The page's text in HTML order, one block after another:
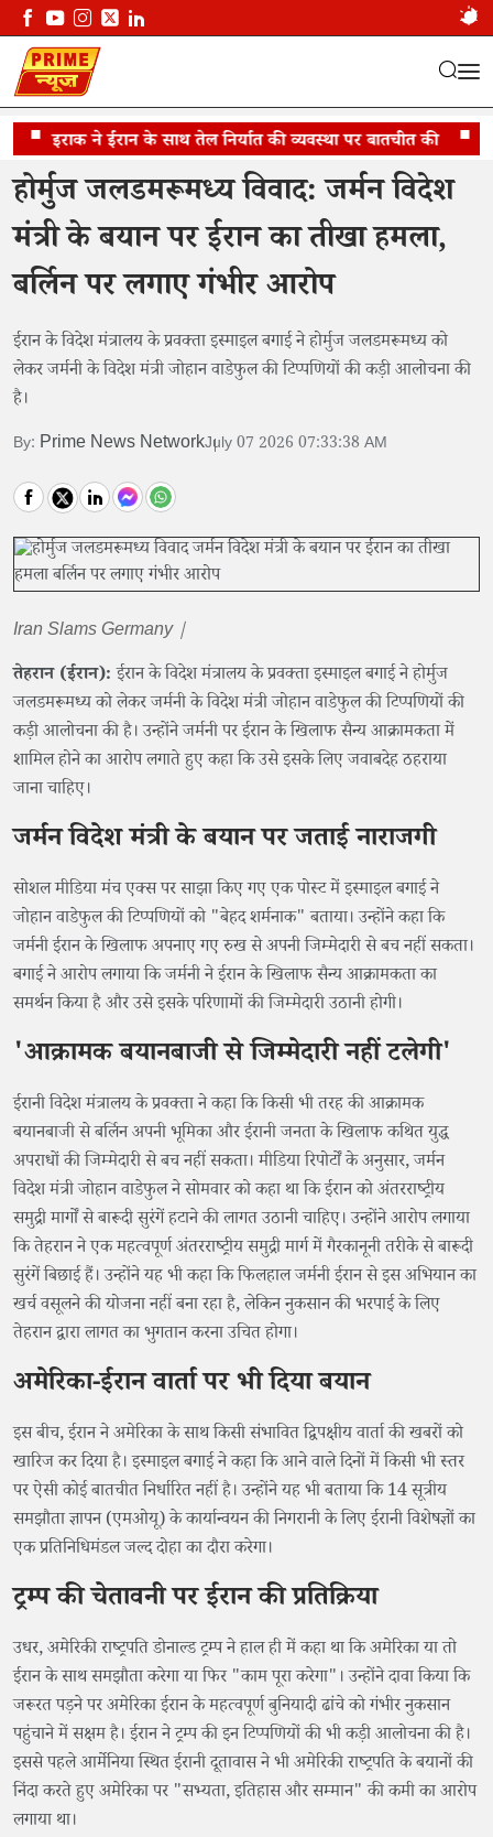
इराक ने ईरान के साथ तेल निर्यात की व्यवस्था पर बातचीत की जेडी
होर्मुज विवाद: ईरान का जर्मनी पर हमला
होर्मुज जलडमरूमध्य विवाद: जर्मन विदेश
मंत्री के बयान पर ईरान का तीखा हमला,
बर्लिन पर लगाए गंभीर आरोप
ईरान के विदेश मंत्रालय के प्रवक्ता इस्माइल बगाई ने होर्मुज जलडमरूमध्य को
लेकर जर्मनी के विदेश मंत्री जोहान वाडेफुल की टिप्पणियों की कड़ी आलोचना की
है।
By: Prime News NetworkJuly 07 2026 07:33:38 AM
Iran Slams Germany |
तेहरान (ईरान):ईरान के विदेश मंत्रालय के प्रवक्ता इस्माइल बगाई ने होर्मुज
जलडमरूमध्य को लेकर जर्मनी के विदेश मंत्री जोहान वाडेफुल की टिप्पणियों की
कड़ी आलोचना की है। उन्होंने जर्मनी पर ईरान के खिलाफ सैन्य आक्रामकता में
शामिल होने का आरोप लगाते हुए कहा कि उसे इसके लिए जवाबदेह ठहराया
जाना चाहिए।
जर्मन विदेश मंत्री के बयान पर जताई नाराजगी
सोशल मीडिया मंच एक्स पर साझा किए गए एक पोस्ट में इस्माइल बगाई ने
जोहान वाडेफुल की टिप्पणियों को "बेहद शर्मनाक" बताया। उन्होंने कहा कि
जर्मनी ईरान के खिलाफ अपनाए गए रुख से अपनी जिम्मेदारी से बच नहीं सकता।
बगाई ने आरोप लगाया कि जर्मनी ने ईरान के खिलाफ सैन्य आक्रामकता का
समर्थन किया है और उसे इसके परिणामों की जिम्मेदारी उठानी होगी।
'आक्रामक बयानबाजी से जिम्मेदारी नहीं टलेगी'
ईरानी विदेश मंत्रालय के प्रवक्ता ने कहा कि किसी भी तरह की आक्रामक
बयानबाजी से बर्लिन अपनी भूमिका और ईरानी जनता के खिलाफ कथित युद्ध
अपराधों की जिम्मेदारी से बच नहीं सकता। मीडिया रिपोर्टों के अनुसार, जर्मन
विदेश मंत्री जोहान वाडेफुल ने सोमवार को कहा था कि ईरान को अंतरराष्ट्रीय
समुद्री मार्गों से बारूदी सुरंगें हटाने की लागत उठानी चाहिए। उन्होंने आरोप लगाया
कि तेहरान ने एक महत्वपूर्ण अंतरराष्ट्रीय समुद्री मार्ग में गैरकानूनी तरीके से बारूदी
सुरंगें बिछाई हैं। उन्होंने यह भी कहा कि फिलहाल जर्मनी ईरान से इस अभियान का
खर्च वसूलने की योजना नहीं बना रहा है, लेकिन नुकसान की भरपाई के लिए
तेहरान द्वारा लागत का भुगतान करना उचित होगा।
अमेरिका-ईरान वार्ता पर भी दिया बयान
इस बीच, ईरान ने अमेरिका के साथ किसी संभावित द्विपक्षीय वार्ता की खबरों को
खारिज कर दिया है। इस्माइल बगाई ने कहा कि आने वाले दिनों में किसी भी स्तर
पर ऐसी कोई बातचीत निर्धारित नहीं है। उन्होंने यह भी बताया कि 14 सूत्रीय
समझौता ज्ञापन (एमओयू) के कार्यान्वयन की निगरानी के लिए ईरानी विशेषज्ञों का
एक प्रतिनिधिमंडल जल्द दोहा का दौरा करेगा।
ट्रम्प की चेतावनी पर ईरान की प्रतिक्रिया
उधर, अमेरिकी राष्ट्रपति डोनाल्ड ट्रम्प ने हाल ही में कहा था कि अमेरिका या तो
ईरान के साथ समझौता करेगा या फिर "काम पूरा करेगा"। उन्होंने दावा किया कि
जरूरत पड़ने पर अमेरिका ईरान के महत्वपूर्ण बुनियादी ढांचे को गंभीर नुकसान
पहुंचाने में सक्षम है। ईरान ने ट्रम्प की इन टिप्पणियों की भी कड़ी आलोचना की है।
इससे पहले आर्मेनिया स्थित ईरानी दूतावास ने भी अमेरिकी राष्ट्रपति के बयानों की
निंदा करते हुए अमेरिका पर "सभ्यता, इतिहास और सम्मान" की कमी का आरोप
लगाया था।